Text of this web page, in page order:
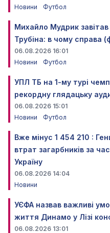
Новини Футбол
Михайло Мудрик завітав
Трубіна: в чому справа
06.08.2026 16:01
Новини
Футбол
УПЛ ТБ на 1-му турі
рекордну глядацьку
06.08.2026 15:01
Новини
Футбол
Вже мінус 1 454 210 :
втрат загарбників за
Україну
06.08.2026 14:04
Новини
УЄФА назвав важливі
життя Динамо у Лізі
06.08.2026 13:01